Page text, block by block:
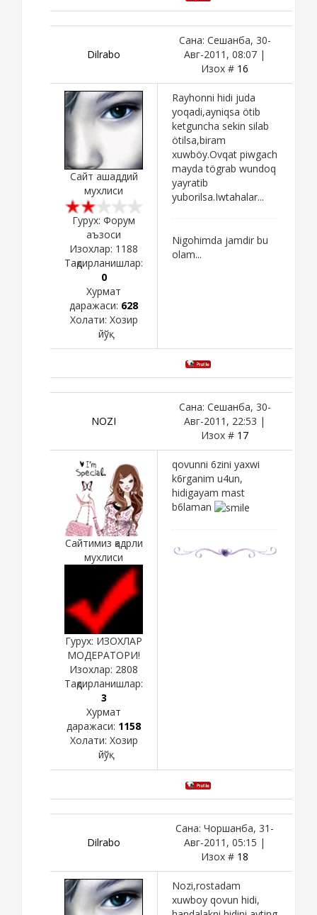
Dilrabo
Сана: Сешанба, 30-
Авг-2011, 08:07 |
Изох # 16
Сайт ашаддий
мухлиси
Гурух: Форум
аъзоси
Изохлар: 1188
Тақдирланишлар:
0
Хурмат
даражаси: 628
Холати: Хозир
йўқ
Rayhonni hidi juda
yoqadi,ayniqsa ötib
ketguncha sekin silab
ötilsa,biram
xuwböy.Ovqat piwgach
mayda tögrab wundoq
yayratib
yuborilsa.Iwtahalar...
Nigohimda jamdir bu
olam...
NOZI
Сана: Сешанба, 30-
Авг-2011, 22:53 |
Изох # 17
Сайтимиз қадрли
мухлиси
Гурух: ИЗОХЛАР
МОДЕРАТОРИ!
Изохлар: 2808
Тақдирланишлар:
3
Хурмат
даражаси: 1158
Холати: Хозир
йўқ
qovunni 6zini yaxwi
k6rganim u4un,
hidigayam mast
b6laman
Dilrabo
Сана: Чоршанба, 31-
Авг-2011, 05:15 |
Изох # 18
Nozi,rostadam
xuwboy qovun hidi,